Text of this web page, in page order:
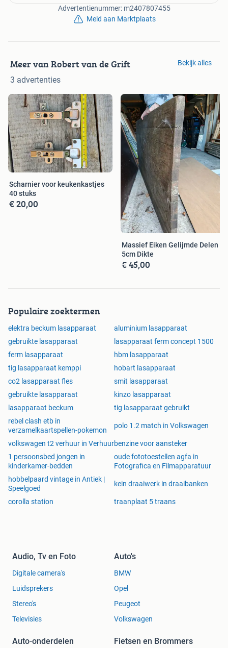
Advertentienummer: m2407807455
Meld aan Marktplaats
Meer van Robert van de Grift
3 advertenties
Bekijk alles
Scharnier voor keukenkastjes
40 stuks
€ 20,00
Massief Eiken Gelijmde Delen
5cm Dikte
€ 45,00
Populaire zoektermen
elektra beckum lasapparaat
aluminium lasapparaat
gebruikte lasapparaat
lasapparaat ferm concept 1500
ferm lasapparaat
hbm lasapparaat
tig lasapparaat kemppi
hobart lasapparaat
co2 lasapparaat fles
smit lasapparaat
gebruikte lasapparaat
kinzo lasapparaat
lasapparaat beckum
tig lasapparaat gebruikt
rebel clash etb in
verzamelkaartspellen-pokemon
polo 1.2 match in Volkswagen
volkswagen t2 verhuur in Verhuurbenzine voor aansteker
1 persoonsbed jongen in
kinderkamer-bedden
oude fototoestellen agfa in
Fotografica en Filmapparatuur
hobbelpaard vintage in Antiek |
Speelgoed
kein draaiwerk in draaibanken
corolla station traanplaat 5 traans
Audio, Tv en Foto
Digitale camera's
Luidsprekers
Stereo's
Televisies
Auto's
BMW
Opel
Peugeot
Volkswagen
Auto-onderdelen Fietsen en Brommers